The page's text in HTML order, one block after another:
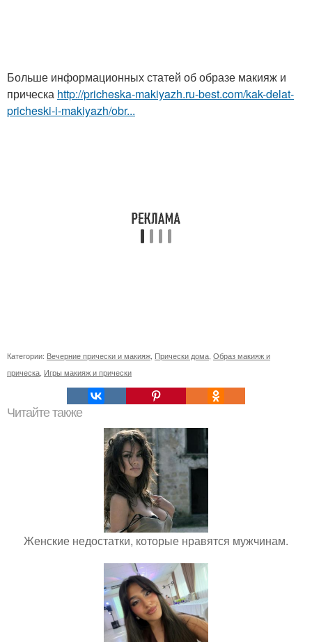
Больше информационных статей об образе макияж и
прическа http://pricheska-makiyazh.ru-best.com/kak-delat-
pricheski-i-makiyazh/obr...
Категории: Вечерние прически и макияж Прически дома Образ макияж и
прическа Игры макияж и прически
Читайте также
Женские недостатки, которые нравятся мужчинам.